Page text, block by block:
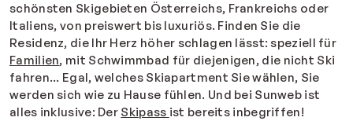
schönsten Skigebieten Österreichs, Frankreichs oder
Italiens, von preiswert bis luxuriös. Finden Sie die
Residenz, die Ihr Herz höher schlagen lässt: speziell für
Familien, mit Schwimmbad für diejenigen, die nicht Ski
fahren... Egal, welches Skiapartment Sie wählen, Sie
werden sich wie zu Hause fühlen. Und bei Sunweb ist
alles inklusive: Der Skipass ist bereits inbegriffen!